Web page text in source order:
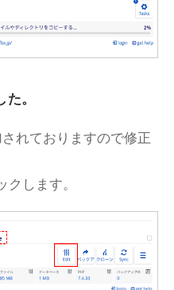
。
れておりますので修正
します。